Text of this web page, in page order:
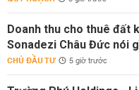
Doanh thu cho thuê đất
Sonadezi Châu Đức nói
CHỦ ĐẦU TƯ 5 giờ trước